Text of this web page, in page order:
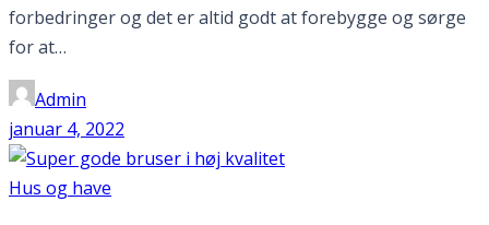
forbedringer og det er altid godt at forebygge og sørge
for at…
Admin
januar 4, 2022
Hus og have